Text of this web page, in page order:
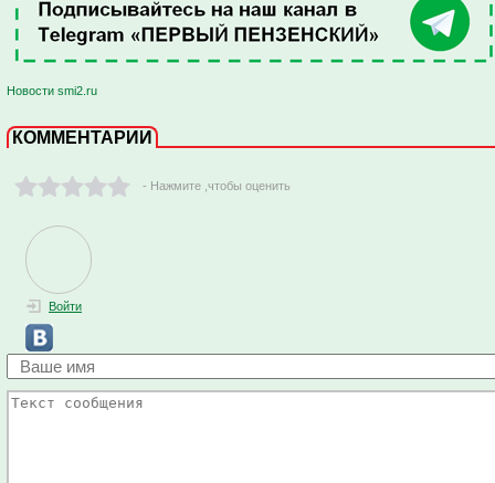
Новости smi2.ru
КОММЕНТАРИИ
- Нажмите ,чтобы оценить
Войти